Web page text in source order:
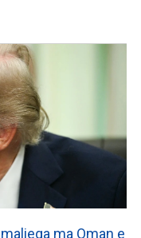
ma Oman e